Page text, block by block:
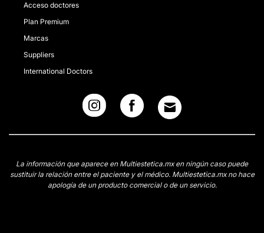
Acceso doctores
Plan Premium
Marcas
Suppliers
International Doctors
La información que aparece en Multiestetica.mx en ningún caso puede
sustituir la relación entre el paciente y el médico. Multiestetica.mx no hace
apología de un producto comercial o de un servicio.